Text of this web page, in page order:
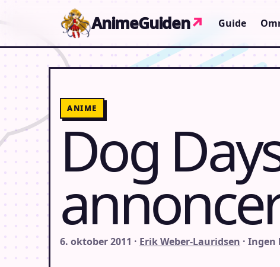
AnimeGuiden↗ Guide
ANIME
Dog
6. oktober 2011 · Erik Weber-Lauridsen ·